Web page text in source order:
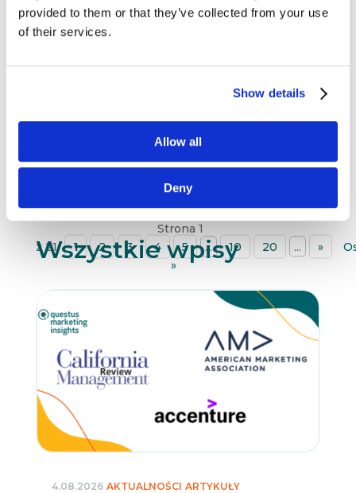
provided to them or that they’ve collected from your use
of their services.
Show details
Allow all
Deny
O czym się mówi w świecie
Marketing Association,
Oxford University, Wharton
Strona 1
z 21
1 2 3 4 5 ... 10 20 ... »
»
Wszystkie wpisy
4.08.2026 AKTUALNOŚCI ARTYKUŁY